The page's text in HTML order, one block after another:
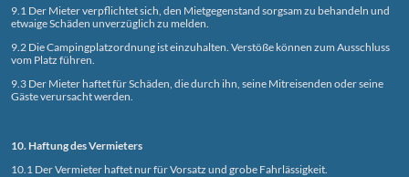
9.1 Der Mieter verpflichtet sich, den Mietgegenstand sorgsam zu behandeln und
etwaige Schäden unverzüglich zu melden.
9.2 Die Campingplatzordnung ist einzuhalten. Verstöße können zum Ausschluss
vom Platz führen.
9.3 Der Mieter haftet für Schäden, die durch ihn, seine Mitreisenden oder seine
Gäste verursacht werden.
10. Haftung des Vermieters
10.1 Der Vermieter haftet nur für Vorsatz und grobe Fahrlässigkeit.